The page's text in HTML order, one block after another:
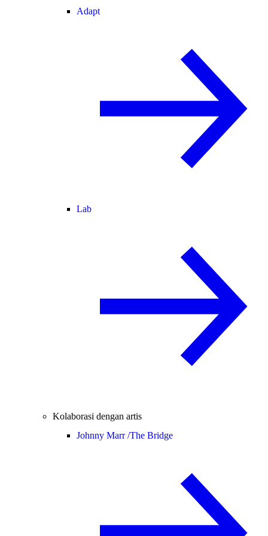
Adapt
Lab
Kolaborasi dengan artis
Johnny Marr /The Bridge